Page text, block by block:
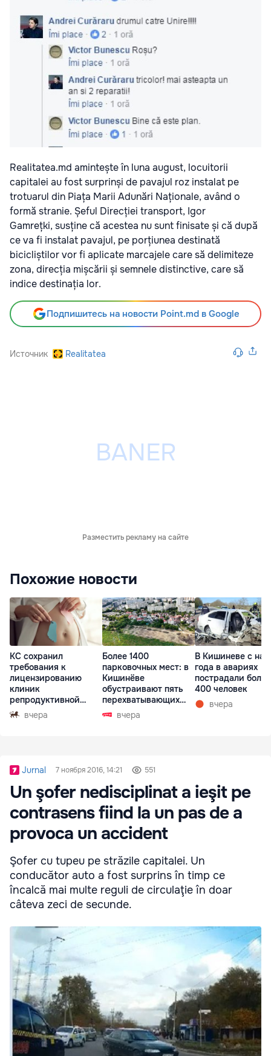
Realitatea.md amintește în luna august, locuitorii
capitalei au fost surprinși de pavajul roz instalat pe
trotuarul din Piața Marii Adunări Naționale, având o
formă stranie. Șeful Direcției transport, Igor
Gamrețki, susține că acestea nu sunt finisate și că după
ce va fi instalat pavajul, pe porțiunea destinată
bicicliștilor vor fi aplicate marcajele care să delimiteze
zona, direcția mișcării și semnele distinctive, care să
indice destinația lor.
Подпишитесь на новости Point.md в Google
Источник Realitatea
Разместить рекламу на сайте
Похожие новости
КС сохранил
требования к
лицензированию
клиник
репродуктивной
медицины
вчера
Более 1400
парковочных мест: в
Кишинёве
обустраивают пять
перехватывающих
парковок
вчера
В Кишиневе с
года в авариях
пострадали более
400 человек
вчера
Jurnal 7 ноября 2016, 14:21 551
Un şofer nedisciplinat a ieşit pe
contrasens fiind la un pas de a
provoca un accident
Şofer cu tupeu pe străzile capitalei. Un
conducător auto a fost surprins în timp ce
încalcă mai multe reguli de circulaţie în doar
câteva zeci de secunde.